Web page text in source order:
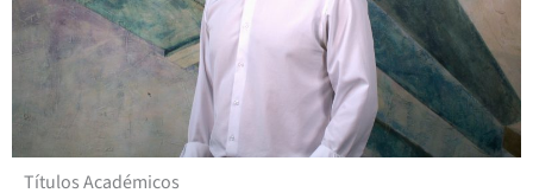
Títulos Académicos